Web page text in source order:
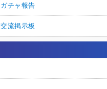
ガチャ報告
交流掲示板